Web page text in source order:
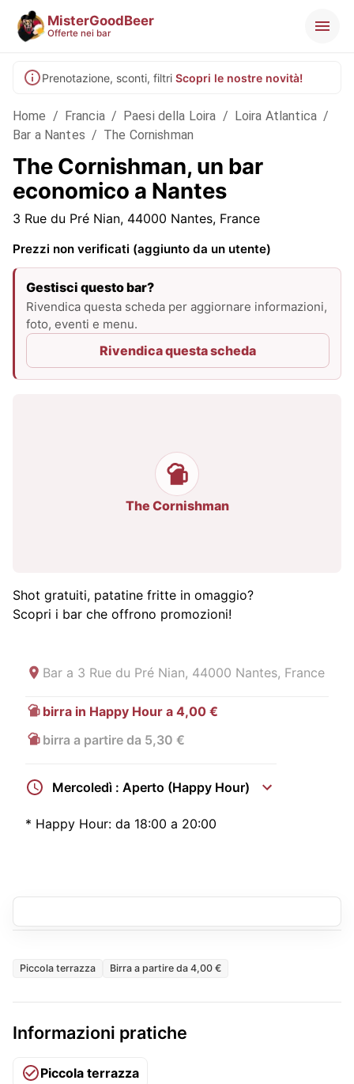
MisterGoodBeer
Offerte nei bar
Prenotazione, sconti, filtri Scopri le nostre novità!
Home / Francia / Paesi della Loira / Loira Atlantica /
Bar a Nantes / The Cornishman
The Cornishman, un bar
economico a Nantes
3 Rue du Pré Nian, 44000 Nantes, France
Prezzi non verificati (aggiunto da un utente)
Gestisci questo bar?
Rivendica questa scheda per aggiornare informazioni,
foto, eventi e menu.
Rivendica questa scheda
The Cornishman
Shot gratuiti, patatine fritte in omaggio?
Scopri i bar che offrono promozioni!
Bar a 3 Rue du Pré Nian, 44000 Nantes, France
birra in Happy Hour a 4,00 €
birra a partire da 5,30 €
Mercoledì : Aperto (Happy Hour)
* Happy Hour: da 18:00 a 20:00
Piccola terrazza Birra a partire da 4,00 €
Informazioni pratiche
Piccola terrazza